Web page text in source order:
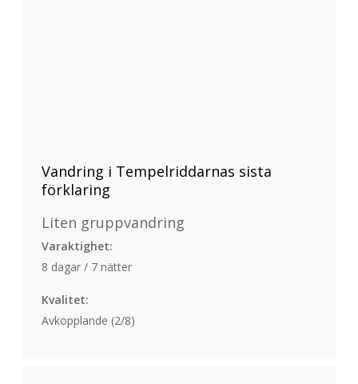
Vandring i Tempelriddarnas sista
förklaring
Liten gruppvandring
Varaktighet:
8 dagar / 7 nätter
Kvalitet:
Avkopplande (2/8)